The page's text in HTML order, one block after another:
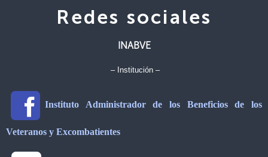
Redes sociales
INABVE
– Institución –
Instituto Administrador de los Beneficios de los
Veteranos y Excombatientes